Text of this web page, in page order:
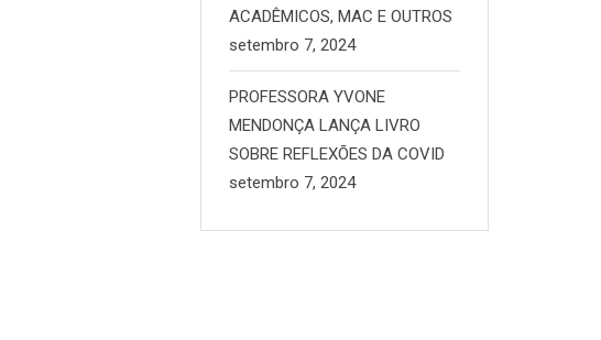
ACADÊMICOS, MAC E OUTROS
setembro 7, 2024
PROFESSORA YVONE
MENDONÇA LANÇA LIVRO
SOBRE REFLEXÕES DA COVID
setembro 7, 2024